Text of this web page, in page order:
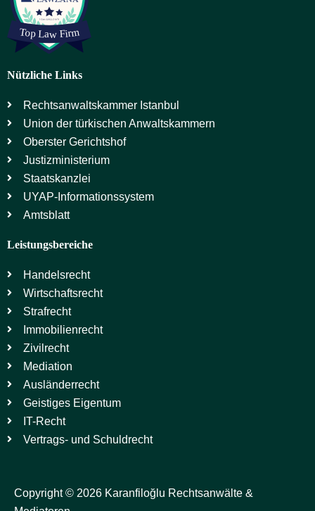
Nützliche Links
Rechtsanwaltskammer Istanbul
Union der türkischen Anwaltskammern
Oberster Gerichtshof
Justizministerium
Staatskanzlei
UYAP-Informationssystem
Amtsblatt
Leistungsbereiche
Handelsrecht
Wirtschaftsrecht
Strafrecht
Immobilienrecht
Zivilrecht
Mediation
Ausländerrecht
Geistiges Eigentum
IT-Recht
Vertrags- und Schuldrecht
Copyright © 2026 Karanfiloğlu Rechtsanwälte &